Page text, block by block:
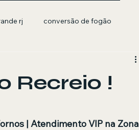
rj conversão de fogão
Recreio !
| Atendimento VIP na Zona